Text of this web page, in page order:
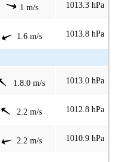
1 m/s 1013.3 hPa
1.6 m/s 1013.8 hPa
1.8.0 m/s 1013.0 hPa
2.2 m/s 1012.8 hPa
2.2 m/s 1010.9 hPa